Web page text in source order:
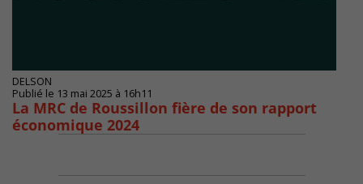
DELSON
Publié le 13 mai 2025 à 16h11
La MRC de Roussillon fière de son rapport
économique 2024